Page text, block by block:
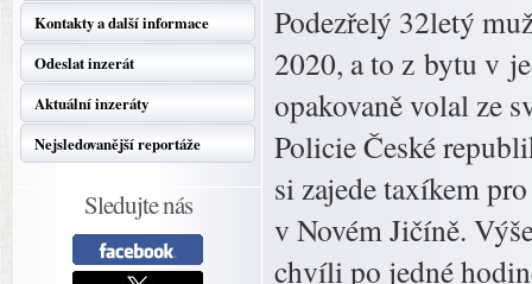
Kontakty a další informace
Odeslat inzerát
Aktuální inzeráty
Nejsledovanější reportáže
Sledujte nás
Podezřelý 32letý
2020, a to z bytu v
opakovaně volal ze
Policie České
si zajede taxíkem
v Novém Jičíně.
chvíli po jedné